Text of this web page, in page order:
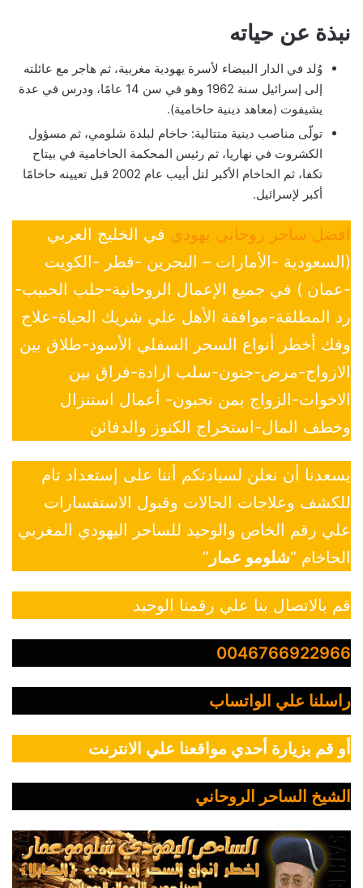
نبذة عن حياته
وُلد في الدار البيضاء لأسرة يهودية مغربية، ثم هاجر مع عائلته
إلى إسرائيل سنة 1962 وهو في سن 14 عامًا، ودرس في عدة
يشيفوت (معاهد دينية حاخامية).
تولّى مناصب دينية متتالية: حاخام لبلدة شلومي، ثم مسؤول
الكشروت في نهاريا، ثم رئيس المحكمة الحاخامية في بيتاح
تكفا، ثم الحاخام الأكبر لتل أبيب عام 2002 قبل تعيينه حاخامًا
أكبر لإسرائيل.
افضل ساحر روحاني يهودي في الخليج العربي
(السعودية -الأمارات – البحرين -قطر -الكويت
-عمان ) في جميع الإعمال الروحانية-جلب الحبيب-
رد المطلقة-موافقة الأهل علي شريك الحياة-علاج
وفك أخطر أنواع السحر السفلي الأسود-طلاق بين
الازواج-مرض-جنون-سلب ارادة-فراق بين
الاخوات-الزواج بمن تحبون- أعمال استنزال
وخطف المال-استخراج الكنوز والدفائن
يسعدنا أن نعلن لسيادتكم أننا على إستعداد تام
للكشف وعلاجات الحالات وقبول الاستفسارات
علي رقم الخاص والوحيد للساحر اليهودي المغربي
الحاخام “شلومو عمار ”
قم بالاتصال بنا علي رقمنا الوحيد
0046766922966
راسلنا علي الواتساب
أو قم بزيارة أحدي مواقعنا علي الانترنت
الشيخ الساحر الروحاني